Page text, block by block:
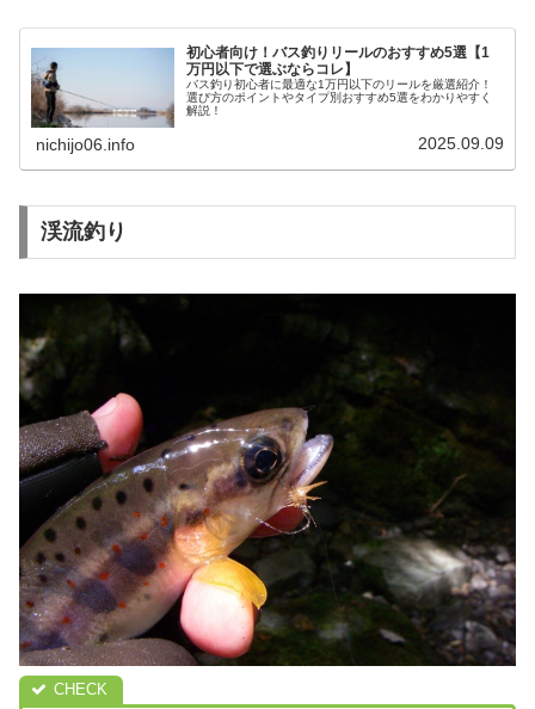
初心者向け！バス釣りリールのおすすめ5選【1
万円以下で選ぶならコレ】
バス釣り初心者に最適な1万円以下のリールを厳選紹介！
選び方のポイントやタイプ別おすすめ5選をわかりやすく
解説！
nichijo06.info 2025.09.09
渓流釣り